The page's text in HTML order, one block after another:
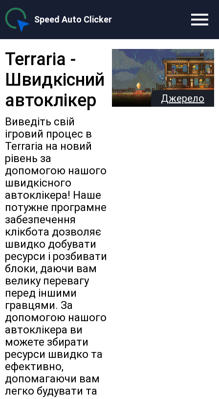
Speed Auto Clicker
Terraria -
Швидкісний
автоклікер
Виведіть свій
ігровий процес в
Terraria на новий
рівень за
допомогою нашого
швидкісного
автоклікера! Наше
потужне програмне
забезпечення
клікбота дозволяє
швидко добувати
ресурси і розбивати
блоки, даючи вам
велику перевагу
перед іншими
гравцями. За
допомогою нашого
автоклікера ви
можете збирати
ресурси швидко та
ефективно,
допомагаючи вам
легко будувати та
Джерело